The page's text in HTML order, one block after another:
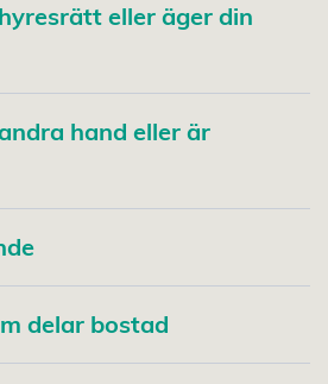
eller äger din
hand eller är
delar bostad